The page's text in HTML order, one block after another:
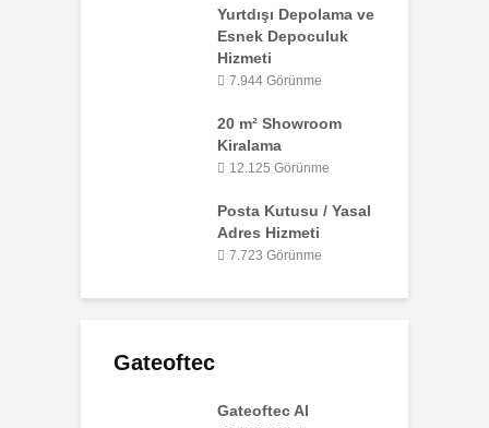
Yurtdışı Depolama ve
Esnek Depoculuk
Hizmeti
7.944 Görünme
20 m² Showroom
Kiralama
12.125 Görünme
Posta Kutusu / Yasal
Adres Hizmeti
7.723 Görünme
Gateoftec
Gateoftec Al